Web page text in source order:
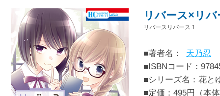
リバース×リバ
リバースリバース 1
■著者名：
天乃忍
■ISBNコード：
■シリーズ名：花と
■定価：495円（本